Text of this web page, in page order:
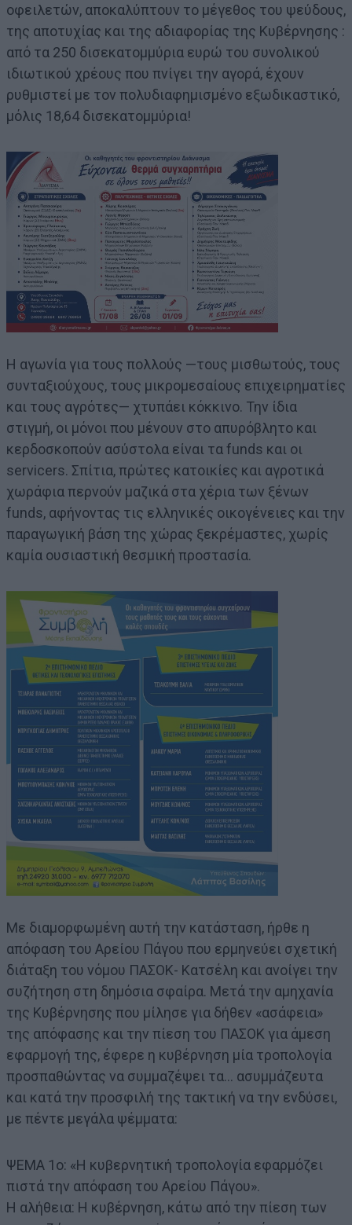
οφειλετών, αποκαλύπτουν το μέγεθος του ψεύδους,
της αποτυχίας και της αδιαφορίας της Κυβέρνησης :
από τα 250 δισεκατομμύρια ευρώ του συνολικού
ιδιωτικού χρέους που πνίγει την αγορά, έχουν
ρυθμιστεί με τον πολυδιαφημισμένο εξωδικαστικό,
μόλις 18,64 δισεκατομμύρια!
Η αγωνία για τους πολλούς —τους μισθωτούς, τους
συνταξιούχους, τους μικρομεσαίους επιχειρηματίες
και τους αγρότες— χτυπάει κόκκινο. Την ίδια
στιγμή, οι μόνοι που μένουν στο απυρόβλητο και
κερδοσκοπούν ασύστολα είναι τα funds και οι
servicers. Σπίτια, πρώτες κατοικίες και αγροτικά
χωράφια περνούν μαζικά στα χέρια των ξένων
funds, αφήνοντας τις ελληνικές οικογένειες και την
παραγωγική βάση της χώρας ξεκρέμαστες, χωρίς
καμία ουσιαστική θεσμική προστασία.
Με διαμορφωμένη αυτή την κατάσταση, ήρθε η
απόφαση του Αρείου Πάγου που ερμηνεύει σχετική
διάταξη του νόμου ΠΑΣΟΚ- Κατσέλη και ανοίγει την
συζήτηση στη δημόσια σφαίρα. Μετά την αμηχανία
της Κυβέρνησης που μίλησε για δήθεν «ασάφεια»
της απόφασης και την πίεση του ΠΑΣΟΚ για άμεση
εφαρμογή της, έφερε η κυβέρνηση μία τροπολογία
προσπαθώντας να συμμαζέψει τα… ασυμμάζευτα
και κατά την προσφιλή της τακτική να την ενδύσει,
με πέντε μεγάλα ψέμματα:
ΨΕΜΑ 1ο: «Η κυβερνητική τροπολογία εφαρμόζει
πιστά την απόφαση του Αρείου Πάγου».
Η αλήθεια: Η κυβέρνηση, κάτω από την πίεση των